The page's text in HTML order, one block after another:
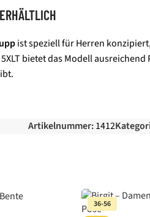
ist speziell für Herren
bietet das Modell
Artikelnummer:1412
36-56